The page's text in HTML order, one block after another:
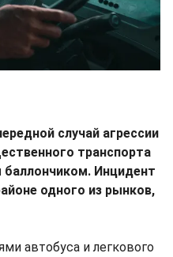
случай агрессии
транспорта
Инцидент
одного из рынков,
автобуса и легкового